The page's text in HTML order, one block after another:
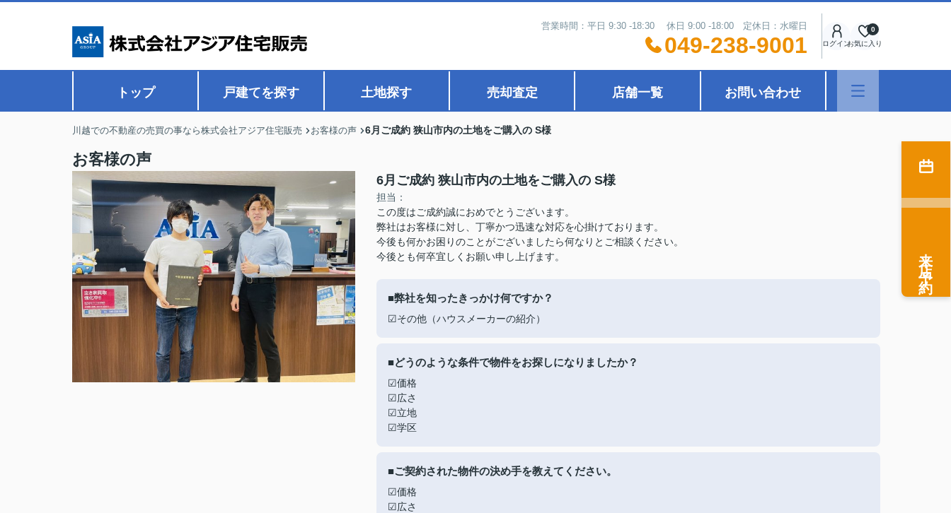
営業時間：平日 9:30 -18:30 休日 9:00 -18:00 定休日：水曜日
049-238-9001 ログインお気に入り
0
トップ 戸建てを探す 土地探す 売却査定 店舗一覧 お問い合わせ
川越での不動産の売買の事なら株式会社アジア住宅販売 お客様の声 6月ご成約 狭山市内の土地をご購入の S様
お客様の声
6月ご成約 狭山市内の土地をご購入の S様
担当：
この度はご成約誠におめでとうございます。
弊社はお客様に対し、丁寧かつ迅速な対応を心掛けております。
今後も何かお困りのことがございましたら何なりとご相談ください。
今後とも何卒宜しくお願い申し上げます。
■弊社を知ったきっかけ何ですか？
☑その他（ハウスメーカーの紹介）
■どうのような条件で物件をお探しになりましたか？
☑価格
☑広さ
☑立地
☑学区
■ご契約された物件の決め手を教えてください。
☑価格
☑広さ
来店予約